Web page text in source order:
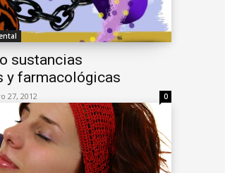
sustancias
y farmacológicas
27, 2012 0